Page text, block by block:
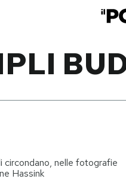
circondano, nelle fotografie
Hassink